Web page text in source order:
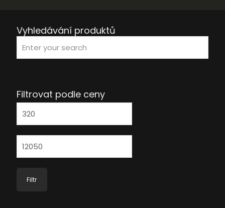
Vyhledávání produktů
Filtrovat podle ceny
Minimální
cena
Maximální
cena
Filtr